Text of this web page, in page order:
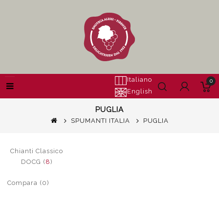
Italiano
English
0
PUGLIA
SPUMANTI ITALIA PUGLIA
Chianti Classico
DOCG (8)
Compara (0)